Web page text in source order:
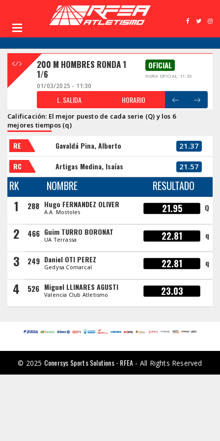
200 M HOMBRES RONDA 1
1/6
OFICIAL
HORA OFICIAL: 11:35
01/03/2025 - 11:30
L. SALIDA HORARIO
Calificación: El mejor puesto de cada serie (Q) y los 6
mejores tiempos (q)
RE Gavaldá Pina, Alberto 21.37
RC Artigas Medina, Isaías 21.57
RK NOMBRE RESULTADO
1 288 Hugo FERNANDEZ OLIVER
A.A. Mostoles 21.95 Q
2 466 Guim TURRO BORONAT
UA Terrassa 22.81 q
3 249 Daniel OTI PEREZ
Gedysa Comarcal 22.81 q
4 526 Miguel LLINARES AGUSTI
Valencia Club Atletismo 23.03
© 2025 Conersys Sports Solutions - RFEA - All Rights Reserved